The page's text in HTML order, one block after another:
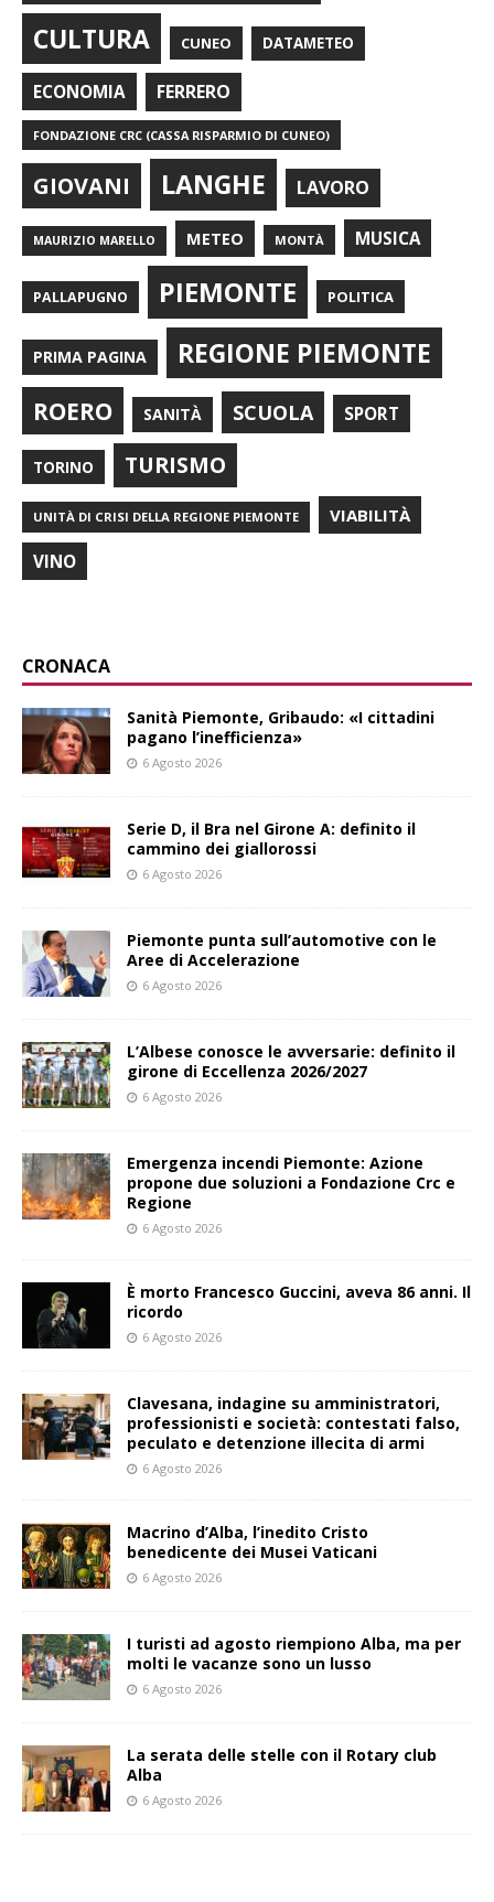
CULTURA CUNEO DATAMETEO
ECONOMIA FERRERO
FONDAZIONE CRC (CASSA RISPARMIO DI CUNEO)
GIOVANI LANGHE LAVORO
MAURIZIO MARELLO METEO MONTÀ MUSICA
PALLAPUGNO PIEMONTE POLITICA
PRIMA PAGINA REGIONE PIEMONTE
ROERO SANITÀ SCUOLA SPORT
TORINO TURISMO
UNITÀ DI CRISI DELLA REGIONE PIEMONTE VIABILITÀ
VINO
CRONACA
Sanità Piemonte, Gribaudo: «I cittadini
pagano l’inefficienza»
6 Agosto 2026
Serie D, il Bra nel Girone A: definito il
cammino dei giallorossi
6 Agosto 2026
Piemonte punta sull’automotive con le
Aree di Accelerazione
6 Agosto 2026
L’Albese conosce le avversarie: definito il
girone di Eccellenza 2026/2027
6 Agosto 2026
Emergenza incendi Piemonte: Azione
propone due soluzioni a Fondazione Crc e
Regione
6 Agosto 2026
È morto Francesco Guccini, aveva 86 anni. Il
ricordo
6 Agosto 2026
Clavesana, indagine su amministratori,
professionisti e società: contestati falso,
peculato e detenzione illecita di armi
6 Agosto 2026
Macrino d’Alba, l’inedito Cristo
benedicente dei Musei Vaticani
6 Agosto 2026
I turisti ad agosto riempiono Alba, ma per
molti le vacanze sono un lusso
6 Agosto 2026
La serata delle stelle con il Rotary club
Alba
6 Agosto 2026